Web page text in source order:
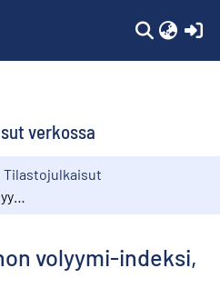
verkossa
Tilastojulkaisut
volyymi-indeksi,